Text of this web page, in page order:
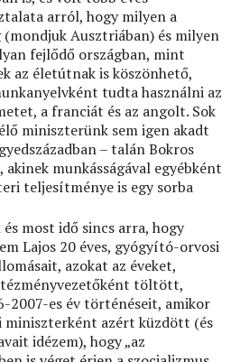
arról, hogy milyen a
Ausztriában) és milyen
fejlődő országban, mint
az életútnak is köszönhető,
tudta használni az
a franciát és az angolt. Sok
miniszterünk sem igen akadt
– talán Bokros
akinek munkásságával egyébként
teljesítménye is egy sorba
most idő sincs arra, hogy
Lajos 20 éves, gyógyító-orvosi
azokat az éveket,
töltött,
2007-es év történéseit, amikor
miniszterként azért küzdött (és
idézem), hogy „az